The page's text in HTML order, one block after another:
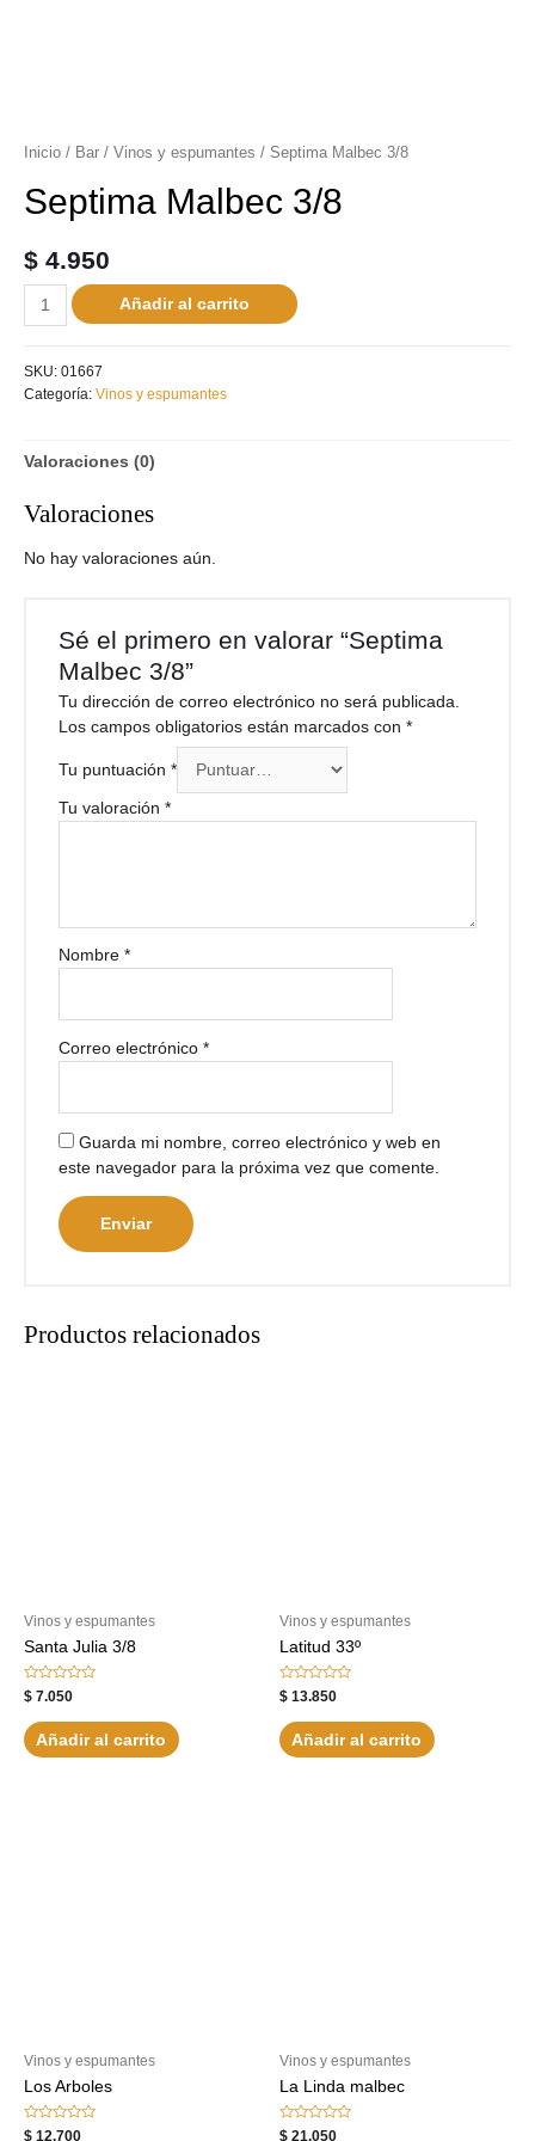
Inicio / Bar / Vinos y espumantes / Septima Malbec 3/8
Septima Malbec 3/8
$ 4.950
Añadir al carrito
SKU: 01667
Categoría: Vinos y espumantes
Valoraciones (0)
Valoraciones
No hay valoraciones aún.
Sé el primero en valorar “Septima
Malbec 3/8”
Tu dirección de correo electrónico no será publicada.
Los campos obligatorios están marcados con*
Tu puntuación*
Tu valoración*
Nombre*
Correo electrónico*
Guarda mi nombre, correo electrónico y web en
este navegador para la próxima vez que comente.
Productos relacionados
Vinos y espumantes
Santa Julia 3/8
Valorado
con
de
5
$ 7.050
Añadir al carrito
Vinos y espumantes
Latitud 33º
Valorado
con
de
5
$ 13.850
Añadir al carrito
Vinos y espumantes
Los Arboles
Valorado
$ 12.700
Vinos y espumantes
La Linda malbec
Valorado
$ 21.050